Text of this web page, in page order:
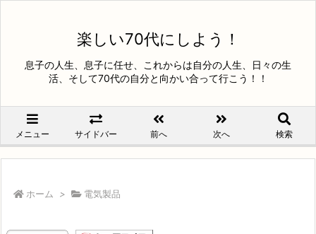
楽しい70代にしよう！
息子の人生、息子に任せ、これからは自分の人生、日々の生
活、そして70代の自分と向かい合って行こう！！
メニュー サイドバー 前へ 次へ 検索
ホーム > 電気製品